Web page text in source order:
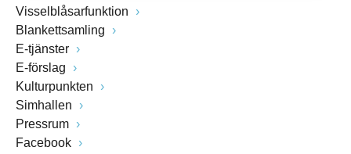
Visselblåsarfunktion
Blankettsamling
E-tjänster
E-förslag
Kulturpunkten
Simhallen
Pressrum
Facebook